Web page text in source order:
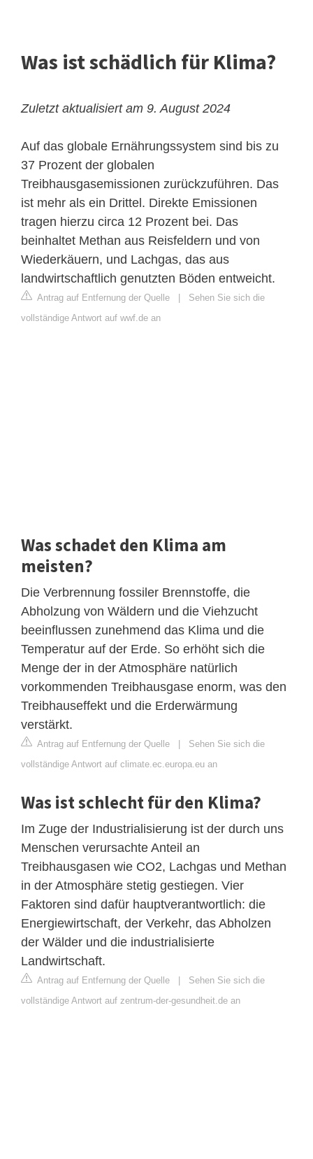
Was ist schädlich für Klima?
Zuletzt aktualisiert am 9. August 2024
Auf das globale Ernährungssystem sind bis zu
37 Prozent der globalen
Treibhausgasemissionen zurückzuführen. Das
ist mehr als ein Drittel. Direkte Emissionen
tragen hierzu circa 12 Prozent bei. Das
beinhaltet Methan aus Reisfeldern und von
Wiederkäuern, und Lachgas, das aus
landwirtschaftlich genutzten Böden entweicht.
Antrag auf Entfernung der Quelle
Sehen Sie sich die
vollständige Antwort auf wwf.de an
Was schadet den Klima am
meisten?
Die Verbrennung fossiler Brennstoffe, die
Abholzung von Wäldern und die Viehzucht
beeinflussen zunehmend das Klima und die
Temperatur auf der Erde. So erhöht sich die
Menge der in der Atmosphäre natürlich
vorkommenden Treibhausgase enorm, was den
Treibhauseffekt und die Erderwärmung
verstärkt.
Antrag auf Entfernung der Quelle
Sehen Sie sich die
vollständige Antwort auf climate.ec.europa.eu an
Was ist schlecht für den Klima?
Im Zuge der Industrialisierung ist der durch uns
Menschen verursachte Anteil an
Treibhausgasen wie CO2, Lachgas und Methan
in der Atmosphäre stetig gestiegen. Vier
Faktoren sind dafür hauptverantwortlich: die
Energiewirtschaft, der Verkehr, das Abholzen
der Wälder und die industrialisierte
Landwirtschaft.
Antrag auf Entfernung der Quelle
Sehen Sie sich die
vollständige Antwort auf zentrum-der-gesundheit.de an